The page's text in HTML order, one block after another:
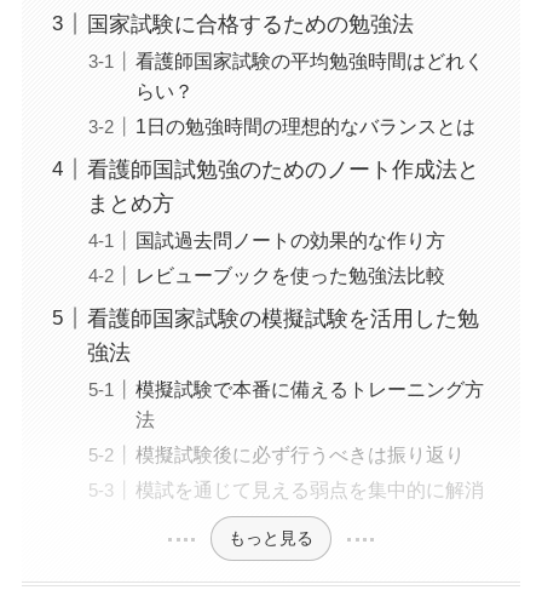
国家試験に合格するための勉強法
看護師国家試験の平均勉強時間はどれく
らい？
1日の勉強時間の理想的なバランスとは
看護師国試勉強のためのノート作成法と
まとめ方
国試過去問ノートの効果的な作り方
レビューブックを使った勉強法比較
看護師国家試験の模擬試験を活用した勉
強法
模擬試験で本番に備えるトレーニング方
法
模擬試験後に必ず行うべきは振り返り
模試を通じて見える弱点を集中的に解消
もっと見る